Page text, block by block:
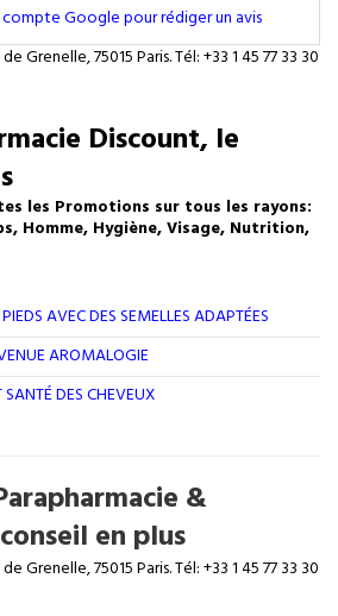
Google pour rédiger un avis
Grenelle, 75015 Paris. Tél: +33 1 45 77 33 30
Discount, le
les Promotions sur tous les rayons:
Homme, Hygiène, Visage, Nutrition,
AVEC DES SEMELLES ADAPTÉES
AROMALOGIE
DES CHEVEUX
&
en plus
Grenelle, 75015 Paris. Tél: +33 1 45 77 33 30